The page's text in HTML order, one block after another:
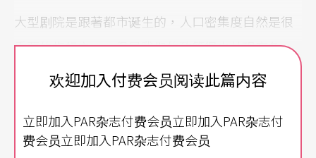
大型剧院是跟著都市诞生的，人口密集度自然是很
重要的指标之一，但是我们的政策很少从现实条
件，以及表演艺术内容、观众的发展与需求，来进
的一环，然后才来解决内容与营运问题。也就是
说，在花了将近廿年解决了让北中南各有一个大型
欢迎加入付费会员阅读此篇内容
立即加入PAR杂志付费会员立即加入PAR杂志付
费会员立即加入PAR杂志付费会员